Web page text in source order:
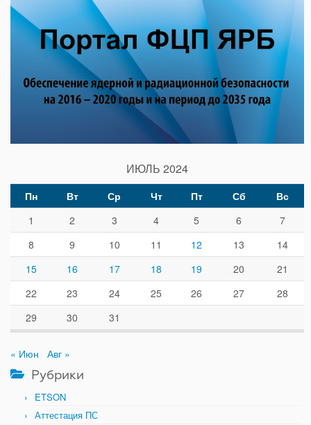
ИЮЛЬ 2024
Пн Вт Ср Чт Пт Сб
Вс
1
2 3 4 5 6
7
8
9 10 11 12 13
14
15
16 17 18 19 20
21
22
23 24 25 26 27
28
29
30 31
« Июн Авг »
Рубрики
ETSON
Аттестация ПС